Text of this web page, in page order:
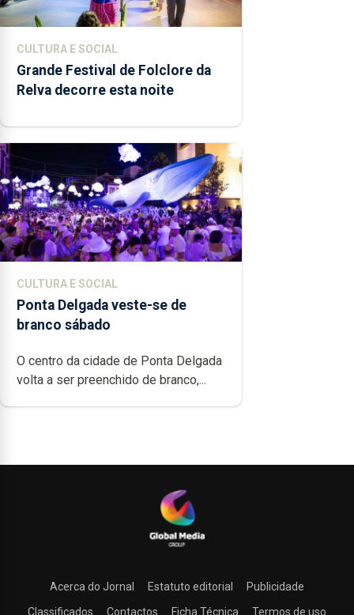
CULTURA E SOCIAL
Grande Festival de Folclore da
Relva decorre esta noite
CULTURA E SOCIAL
Ponta Delgada veste-se de
branco sábado
O centro da cidade de Ponta Delgada
volta a ser preenchido de branco,...
Acerca do Jornal Estatuto editorial
Publicidade
Classificados
Contactos Ficha Técnica Termos de uso